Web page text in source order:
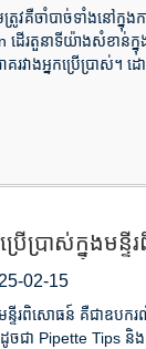
រូវគឺចាំបាច់ទាំងនៅក្នុង
ើរតួនាទីយ៉ាងសំខាន់ក្នុ
ោគរវាងអ្នកប្រើប្រាស់។
ប្រើប្រាស់ក្នុង
02-15
ចមន្ទីរពិសោធន៍ គឺជាឧបក
ចជា Pipette Tips និង